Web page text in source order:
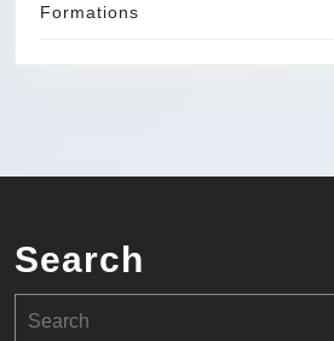
Formations
Search
for: